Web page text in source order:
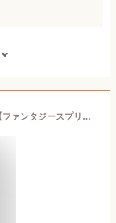
【東京ディズニーシー限定】チョコレート 缶【ファンタジースプリングス】 お菓子 お土産 ディズニー グッズ プレゼント (1個(買物袋付き))